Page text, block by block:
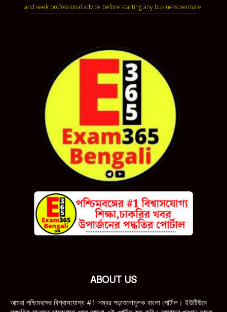
and seek professional advice before starting any business venture.
ABOUT US
আমরা পশ্চিমবঙ্গের বিশ্বাসযোগ্য #1 নম্বর পড়াশুনোমূলক বাংলা পোর্টাল। ইউটিউবে